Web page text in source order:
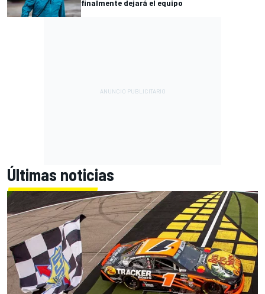
finalmente dejará el equipo
Últimas noticias